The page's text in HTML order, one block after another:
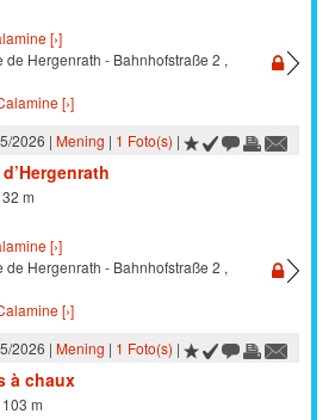
[›]
de Hergenrath - Bahnhofstraße 2 ,
[›]
2026 | Mening | 1 Foto(s) |
32 m
[›]
de Hergenrath - Bahnhofstraße 2 ,
[›]
2026 | Mening | 1 Foto(s) |
à chaux
103 m